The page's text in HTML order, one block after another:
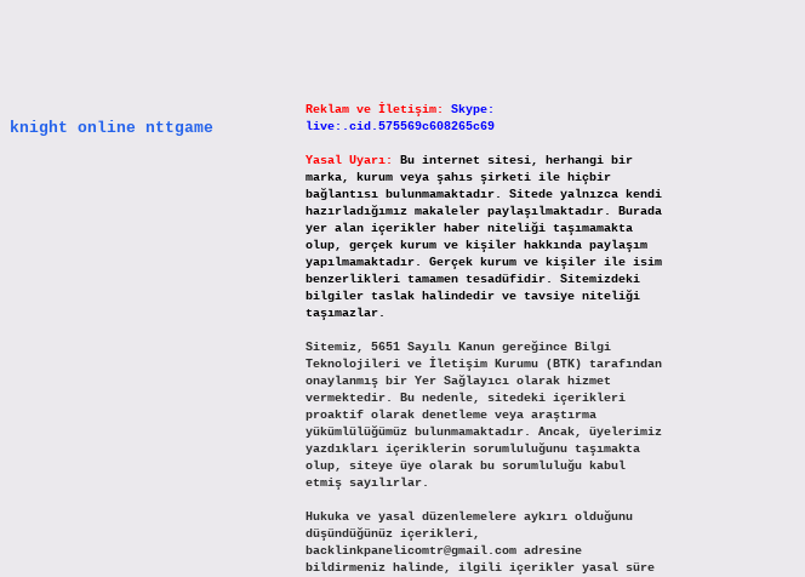
knight online nttgame
Reklam ve İletişim:
Skype:
live:.cid.575569c608265c69
Yasal Uyarı:
Bu internet sitesi, herhangi bir
marka, kurum veya şahıs şirketi ile hiçbir
bağlantısı bulunmamaktadır. Sitede yalnızca kendi
hazırladığımız makaleler paylaşılmaktadır. Burada
yer alan içerikler haber niteliği taşımamakta
olup, gerçek kurum ve kişiler hakkında paylaşım
yapılmamaktadır. Gerçek kurum ve kişiler ile isim
benzerlikleri tamamen tesadüfidir. Sitemizdeki
bilgiler taslak halindedir ve tavsiye niteliği
taşımazlar.
Sitemiz, 5651 Sayılı Kanun gereğince Bilgi
Teknolojileri ve İletişim Kurumu (BTK) tarafından
onaylanmış bir Yer Sağlayıcı olarak hizmet
vermektedir. Bu nedenle, sitedeki içerikleri
proaktif olarak denetleme veya araştırma
yükümlülüğümüz bulunmamaktadır. Ancak, üyelerimiz
yazdıkları içeriklerin sorumluluğunu taşımakta
olup, siteye üye olarak bu sorumluluğu kabul
etmiş sayılırlar.
Hukuka ve yasal düzenlemelere aykırı olduğunu
düşündüğünüz içerikleri,
backlinkpanelicomtr@gmail.comadresine
bildirmeniz halinde, ilgili içerikler yasal süre